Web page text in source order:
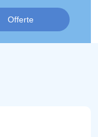
Offerte